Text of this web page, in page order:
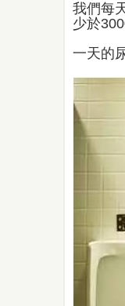
我們每
少於
一天的